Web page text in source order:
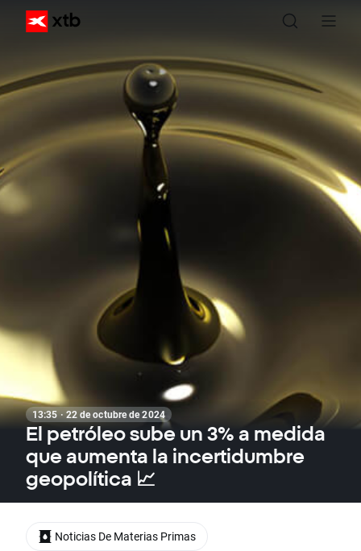
13:35 · 22 de octubre de 2024
El petróleo sube un 3% a medida
que aumenta la incertidumbre
geopolítica 📈
Noticias De Materias Primas